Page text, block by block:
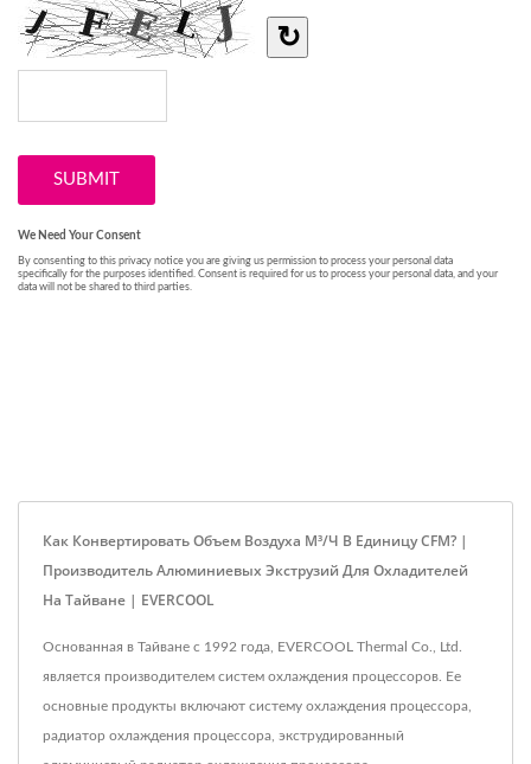
Как Конвертировать Объем Воздуха М³/ч В Единицу CFM? |
Производитель Алюминиевых Экструзий Для Охладителей
На Тайване | EVERCOOL
Основанная в Тайване с 1992 года, EVERCOOL Thermal Co., Ltd.
является производителем систем охлаждения процессоров. Ее
основные продукты включают систему охлаждения процессора,
радиатор охлаждения процессора, экструдированный